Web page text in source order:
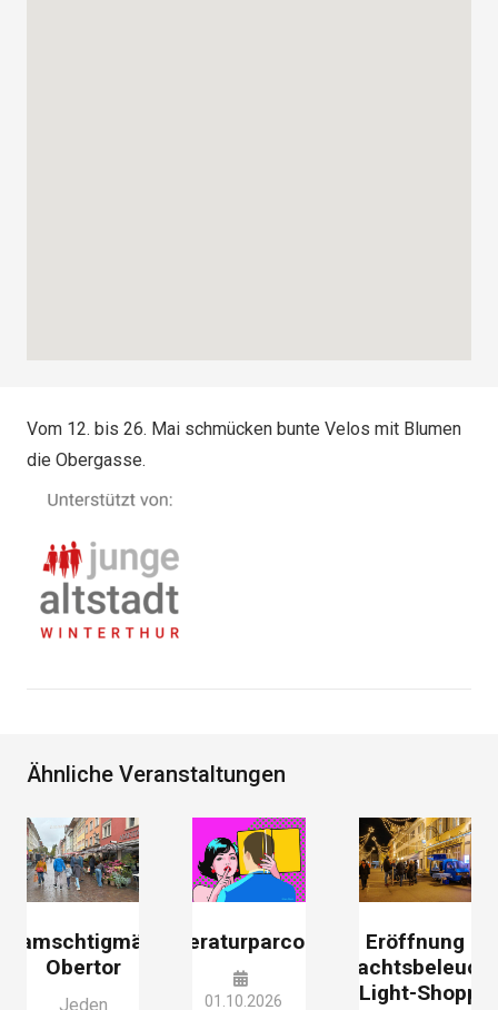
Vom 12. bis 26. Mai schmücken bunte Velos mit Blumen
die Obergasse.
Ähnliche Veranstaltungen
Samschtigmärt
Obertor
Jeden
Literaturparcours
01.10.2026
Eröffnung
mit Light-